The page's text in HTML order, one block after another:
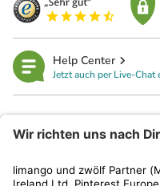
Help Center
Jetzt auch per Live-Chat